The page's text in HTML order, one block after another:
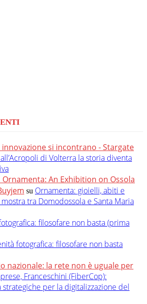
innovazione si incontrano - Stargate
all’Acropoli di Volterra la storia diventa
Ornamenta: An Exhibition on Ossola
su Ornamenta: gioielli, abiti e
tra Domodossola e Santa Maria
filosofare non basta (prima
fotografica: filosofare non basta
nazionale: la rete non è uguale per
Franceschini (FiberCop):
strategiche per la digitalizzazione del